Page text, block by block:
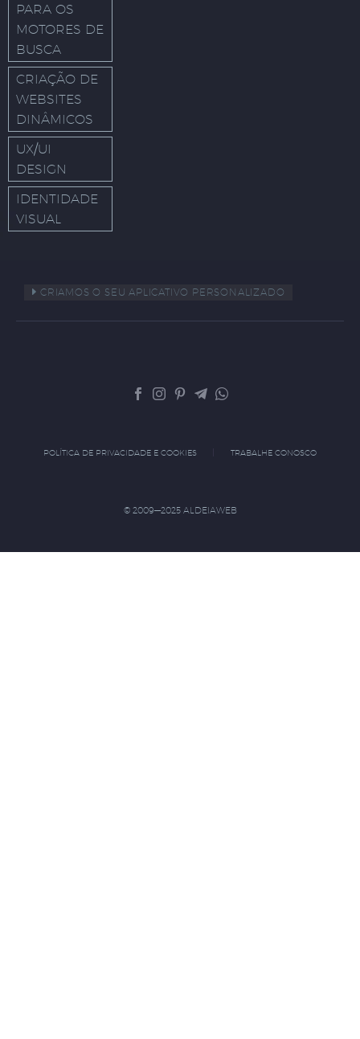
PARA OS
MOTORES DE
BUSCA
CRIAÇÃO DE
WEBSITES
DINÂMICOS
UX/UI
DESIGN
IDENTIDADE
VISUAL
CRIAMOS O SEU APLICATIVO PERSONALIZADO
POLÍTICA DE PRIVACIDADE E COOKIES TRABALHE CONOSCO
© 2009—2025 ALDEIAWEB